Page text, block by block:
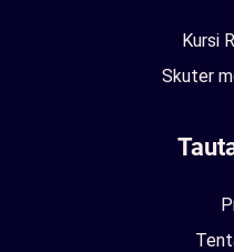
Kursi
Skuter